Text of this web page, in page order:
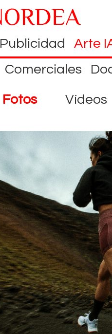
Publicidad
Arte
Comerciales
Fotos Vídeos